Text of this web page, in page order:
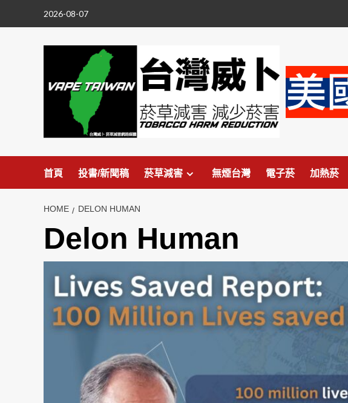
2026-08-07
首頁 投書/新聞稿 菸草減害 無煙台灣 電子菸 加熱菸
HOME DELON HUMAN
Delon Human